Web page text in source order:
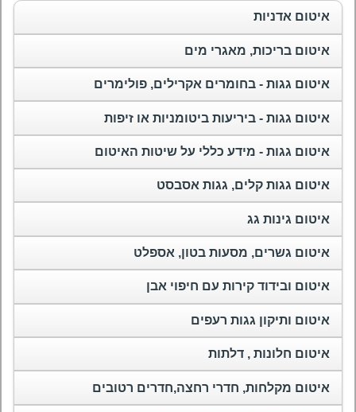
איטום אדניות
איטום בריכות, מאגרי מים
איטום גגות - בחומרים אקרילים, פולימרים
איטום גגות - ביריעות ביטומניות או זיפות
איטום גגות - מידע כללי על שיטות האיטום
איטום גגות קלים, גגות אסבסט
איטום גינות גג
איטום גשרים, מסעות בטון, אספלט
איטום ובידוד קירות עם חיפוי אבן
איטום ותיקון גגות רעפים
איטום חלונות , דלתות
איטום מקלחות, חדרי רחצה,חדרים רטובים